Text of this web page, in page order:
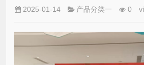
2025-01-14 产品分类一 0